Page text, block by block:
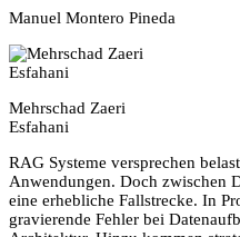
Manuel Montero Pineda
Mehrschad Zaeri
Esfahani
RAG Systeme versprechen
Anwendungen. Doch zwischen
eine erhebliche Fallstrecke. In
gravierende Fehler bei